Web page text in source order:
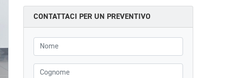
CONTATTACI PER UN PREVENTIVO
Nome
Cognome